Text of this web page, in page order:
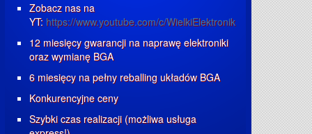
Zobacz nas na
YT: https://www.youtube.com/c/WielkiElektronik
12 miesięcy gwarancji na naprawę elektroniki
oraz wymianę BGA
6 miesięcy na pełny reballing układów BGA
Konkurencyjne ceny
Szybki czas realizacji (możliwa usługa